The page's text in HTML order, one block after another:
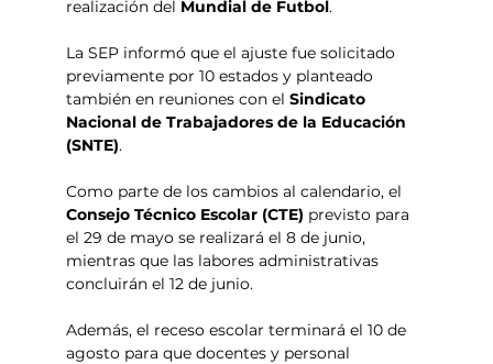
realización del Mundial de Futbol.
La SEP informó que el ajuste fue solicitado
previamente por 10 estados y planteado
también en reuniones con el Sindicato
Nacional de Trabajadores de la Educación
(SNTE).
Como parte de los cambios al calendario, el
Consejo Técnico Escolar (CTE) previsto para
el 29 de mayo se realizará el 8 de junio,
mientras que las labores administrativas
concluirán el 12 de junio.
Además, el receso escolar terminará el 10 de
agosto para que docentes y personal